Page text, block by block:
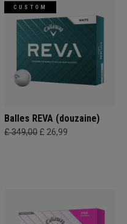
CUSTOM
Balles REVA (douzaine)
£ 349,00 £ 26,99